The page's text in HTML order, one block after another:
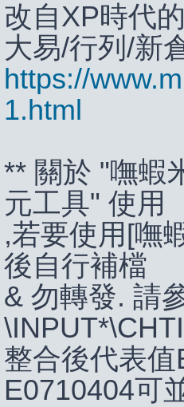
改自XP時代
大易/行列/新
https://
1.html
** 關於 "嘸蝦
元工具" 使用
,若要使用[嘸
後自行補檔
& 勿轉發. 請
整合後代表
E0710404可